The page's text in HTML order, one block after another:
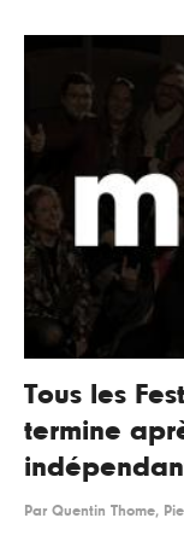
Tous les
termine
Par Quentin Thome,